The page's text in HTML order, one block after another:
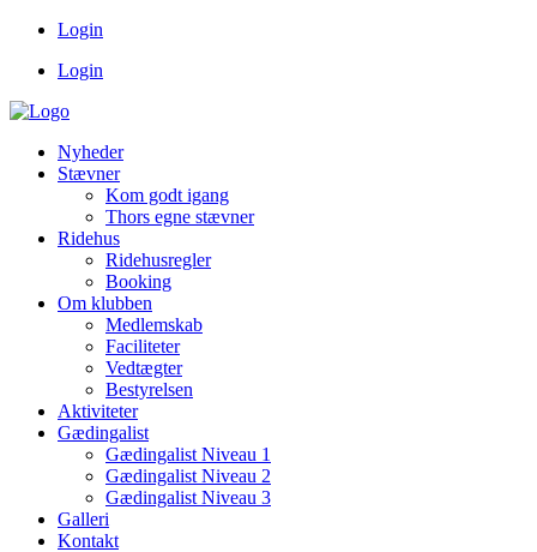
Login
Login
Nyheder
Stævner
Kom godt igang
Thors egne stævner
Ridehus
Ridehusregler
Booking
Om klubben
Medlemskab
Faciliteter
Vedtægter
Bestyrelsen
Aktiviteter
Gædingalist
Gædingalist Niveau 1
Gædingalist Niveau 2
Gædingalist Niveau 3
Galleri
Kontakt